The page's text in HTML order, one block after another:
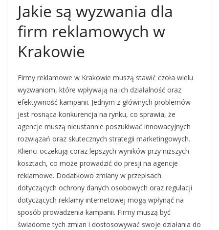
Jakie są wyzwania dla
firm reklamowych w
Krakowie
Firmy reklamowe w Krakowie muszą stawić czoła wielu
wyzwaniom, które wpływają na ich działalność oraz
efektywność kampanii. Jednym z głównych problemów
jest rosnąca konkurencja na rynku, co sprawia, że
agencje muszą nieustannie poszukiwać innowacyjnych
rozwiązań oraz skutecznych strategii marketingowych.
Klienci oczekują coraz lepszych wyników przy niższych
kosztach, co może prowadzić do presji na agencje
reklamowe. Dodatkowo zmiany w przepisach
dotyczących ochrony danych osobowych oraz regulacji
dotyczących reklamy internetowej mogą wpłynąć na
sposób prowadzenia kampanii. Firmy muszą być
świadome tych zmian i dostosowywać swoje działania do